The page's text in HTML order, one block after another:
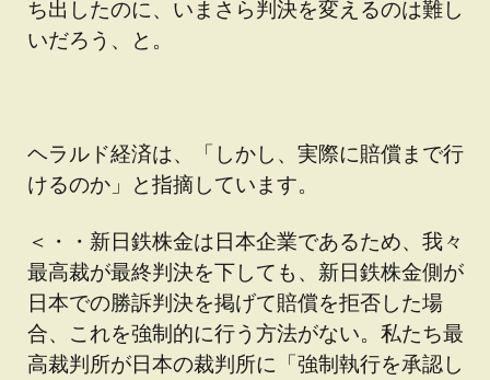
ち出したのに、いまさら判決を変えるのは難し
いだろう、と。
ヘラルド経済は、「しかし、実際に賠償まで行
けるのか」と指摘しています。
＜・・新日鉄株金は日本企業であるため、我々
最高裁が最終判決を下しても、新日鉄株金側が
日本での勝訴判決を掲げて賠償を拒否した場
合、これを強制的に行う方法がない。私たち最
高裁判所が日本の裁判所に「強制執行を承認し